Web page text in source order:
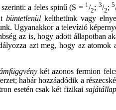
a feles spinű (S = 1 /2; 3/2;5
büntetlenülkelthetünk vagy
Ugyanakkor a televízió
az is, hogy adott állapotban
azt meg, hogy az atomok
két azonos fermion
habár hozzáadódik a
esetén csak két fizikai